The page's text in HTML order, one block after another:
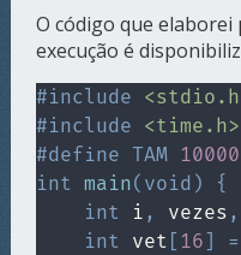
O código que
execução é
#include
#include <time.h>
#define TAM
int main( void )
{
int i , vezes ,
int vet 16 =